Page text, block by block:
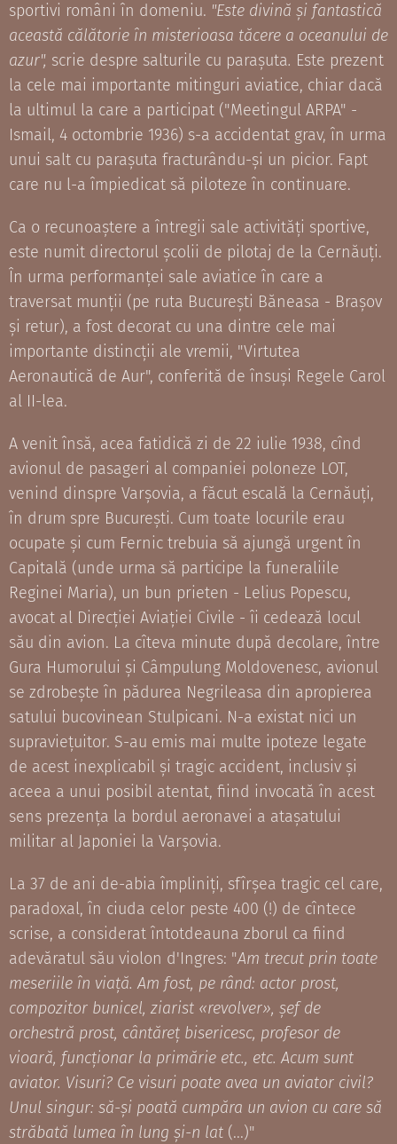
sportivi români în domeniu. "Este divină și fantastică
această călătorie în misterioasa tăcere a oceanului de
azur", scrie despre salturile cu parașuta. Este prezent
la cele mai importante mitinguri aviatice, chiar dacă
la ultimul la care a participat ("Meetingul ARPA" -
Ismail, 4 octombrie 1936) s-a accidentat grav, în urma
unui salt cu parașuta fracturându-și un picior. Fapt
care nu l-a împiedicat să piloteze în continuare.
Ca o recunoaștere a întregii sale activități sportive,
este numit directorul școlii de pilotaj de la Cernăuți.
În urma performanței sale aviatice în care a
traversat munții (pe ruta București Băneasa - Brașov
și retur), a fost decorat cu una dintre cele mai
importante distincții ale vremii, "Virtutea
Aeronautică de Aur", conferită de însuși Regele Carol
al II-lea.
A venit însă, acea fatidică zi de 22 iulie 1938, cînd
avionul de pasageri al companiei poloneze LOT,
venind dinspre Varșovia, a făcut escală la Cernăuți,
în drum spre București. Cum toate locurile erau
ocupate și cum Fernic trebuia să ajungă urgent în
Capitală (unde urma să participe la funeraliile
Reginei Maria), un bun prieten - Lelius Popescu,
avocat al Direcției Aviației Civile - îi cedează locul
său din avion. La cîteva minute după decolare, între
Gura Humorului și Câmpulung Moldovenesc, avionul
se zdrobește în pădurea Negrileasa din apropierea
satului bucovinean Stulpicani. N-a existat nici un
supraviețuitor. S-au emis mai multe ipoteze legate
de acest inexplicabil și tragic accident, inclusiv și
aceea a unui posibil atentat, fiind invocată în acest
sens prezența la bordul aeronavei a atașatului
militar al Japoniei la Varșovia.
La 37 de ani de-abia împliniți, sfîrșea tragic cel care,
paradoxal, în ciuda celor peste 400 (!) de cîntece
scrise, a considerat întotdeauna zborul ca fiind
adevăratul său violon d'Ingres: "Am trecut prin toate
meseriile în viață. Am fost, pe rând: actor prost,
compozitor bunicel, ziarist «revolver», șef de
orchestră prost, cântăreț bisericesc, profesor de
vioară, funcționar la primărie etc., etc. Acum sunt
aviator. Visuri? Ce visuri poate avea un aviator civil?
Unul singur: să-și poată cumpăra un avion cu care să
străbată lumea în lung și-n lat (...)"